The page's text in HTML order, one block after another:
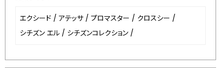
エクシード / アテッサ / プロマスター / クロスシー /
シチズン エル / シチズンコレクション /